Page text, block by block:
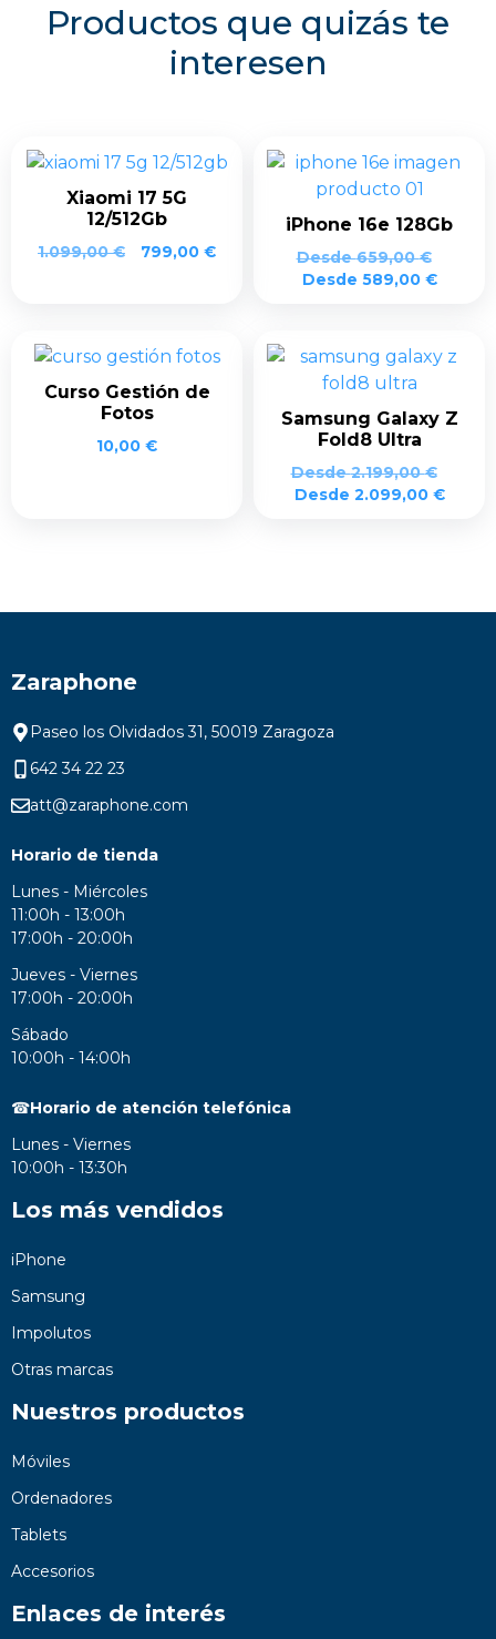
Productos que quizás te
interesen
Xiaomi 17 5G
12/512Gb
1.099,00€ 799,00 €
iPhone 16e 128Gb
Desde659,00€
Desde 589,00 €
Curso Gestión de
Fotos
10,00 €
Samsung Galaxy Z
Fold8 Ultra
Desde2.199,00€
Desde 2.099,00 €
Zaraphone
Paseo los Olvidados 31, 50019 Zaragoza
642 34 22 23
att@zaraphone.com
Horario de tienda
Lunes - Miércoles
11:00h - 13:00h
17:00h - 20:00h
Jueves - Viernes
17:00h - 20:00h
Sábado
10:00h - 14:00h
☎Horario de atención telefónica
Lunes - Viernes
10:00h - 13:30h
Los más vendidos
iPhone
Samsung
Impolutos
Otras marcas
Nuestros productos
Móviles
Ordenadores
Tablets
Accesorios
Enlaces de interés